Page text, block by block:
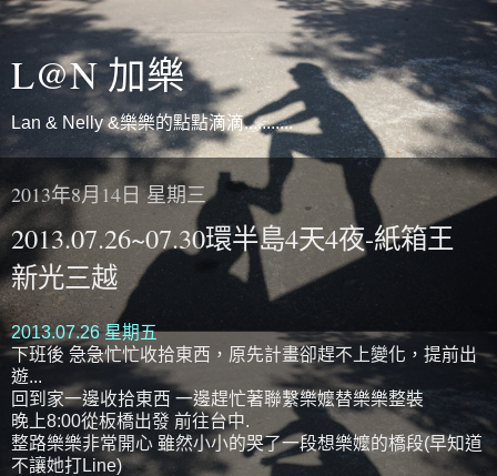
L@N 加樂
Lan & Nelly &樂樂的點點滴滴...........
2013年8月14日 星期三
2013.07.26~07.30環半島4天4夜-紙箱王
新光三越
2013.07.26 星期五
下班後 急急忙忙收拾東西，原先計畫卻趕不上變化，提前出
遊...
回到家一邊收拾東西 一邊趕忙著聯繫樂嬤替樂樂整裝
晚上8:00從板橋出發 前往台中.
整路樂樂非常開心 雖然小小的哭了一段想樂嬤的橋段(早知道
不讓她打Line)